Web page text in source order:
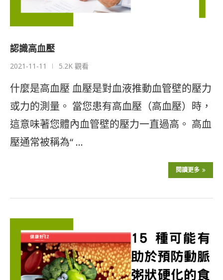
認識高血壓
2021-11-11 5.2K 觀看
什麼是高血壓 血壓是對血液推動血管壁的壓力
或力的測量。 當您患有高血壓（高血壓）時，
這意味著您體內血管壁的壓力一直過高。 高血
壓通常被稱為“ …
閱讀更多